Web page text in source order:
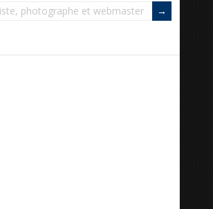
photographe et webmaster